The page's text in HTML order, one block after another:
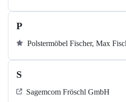
P
Polstermöbel Fischer, Max
S
Sagemcom Fröschl GmbH